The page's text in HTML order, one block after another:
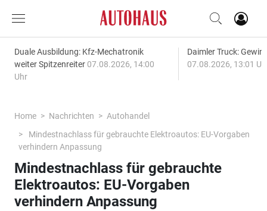
Duale Ausbildung: Kfz-Mechatronik
weiter Spitzenreiter 07.08.2026, 14:00
Uhr
Daimler Truck:
07.08.2026, 13:01
Home Nachrichten
Autohandel
Mindestnachlass für gebrauchte Elektroautos: EU-Vorgaben
verhindern Anpassung
Mindestnachlass für gebrauchte
Elektroautos: EU-Vorgaben
verhindern Anpassung